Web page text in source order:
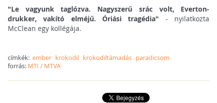
"Le vagyunk taglózva. Nagyszerű srác volt, Everton-
drukker, vakító elméjű. Óriási tragédia" - nyilatkozta
McClean egy kollégája.
címkék: ember krokodil krokodiltámadás paradicsom
forrás: MTI / MTVA